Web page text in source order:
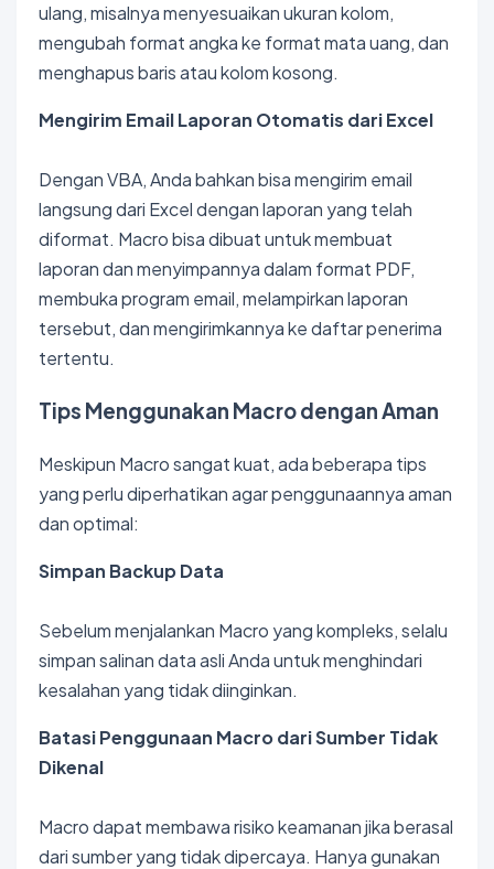
ulang, misalnya menyesuaikan ukuran kolom,
mengubah format angka ke format mata uang, dan
menghapus baris atau kolom kosong.
Mengirim Email Laporan Otomatis dari Excel
Dengan VBA, Anda bahkan bisa mengirim email
langsung dari Excel dengan laporan yang telah
diformat. Macro bisa dibuat untuk membuat
laporan dan menyimpannya dalam format PDF,
membuka program email, melampirkan laporan
tersebut, dan mengirimkannya ke daftar penerima
tertentu.
Tips Menggunakan Macro dengan Aman
Meskipun Macro sangat kuat, ada beberapa tips
yang perlu diperhatikan agar penggunaannya aman
dan optimal:
Simpan Backup Data
Sebelum menjalankan Macro yang kompleks, selalu
simpan salinan data asli Anda untuk menghindari
kesalahan yang tidak diinginkan.
Batasi Penggunaan Macro dari Sumber Tidak
Dikenal
Macro dapat membawa risiko keamanan jika berasal
dari sumber yang tidak dipercaya. Hanya gunakan